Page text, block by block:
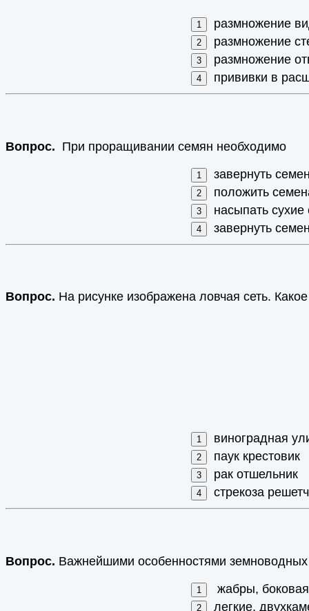
размножение
размножение
размножение
прививки в
Вопрос. При проращивании семян необходимо
завернуть
положить
насыпать
завернуть
Вопрос. На рисунке изображена ловчая сеть.
виноградная
паук крестовик
рак отшельник
стрекоза
Вопрос. Важнейшими особенностями
жабры,
легкие,